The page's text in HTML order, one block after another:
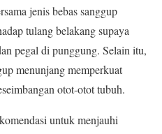
jenis bebas sanggup
tulang belakang supaya
pegal di punggung. Selain itu,
menunjang memperkuat
otot-otot tubuh.
untuk menjauhi